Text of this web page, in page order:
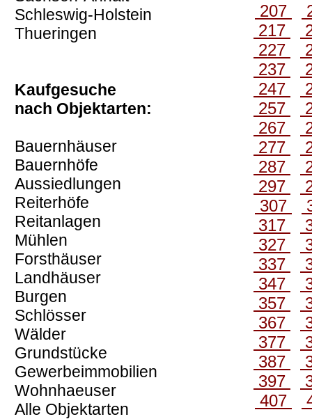
Schleswig-Holstein
Thueringen
Kaufgesuche
nach Objektarten:
Bauernhäuser
Bauernhöfe
Aussiedlungen
Reiterhöfe
Reitanlagen
Mühlen
Forsthäuser
Landhäuser
Burgen
Schlösser
Wälder
Grundstücke
Gewerbeimmobilien
Wohnhaeuser
Alle Objektarten
207
217
227
237
247
257
267
277
287
297
307
317
327
337
347
357
367
377
387
397
407